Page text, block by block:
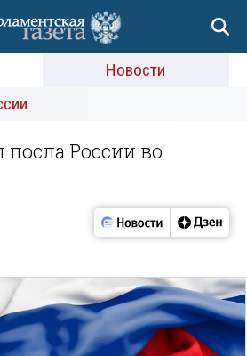
Новости
России во